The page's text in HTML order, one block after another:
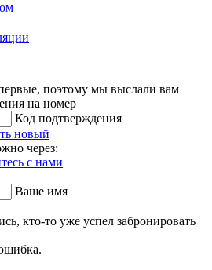
поэтому мы выслали вам
на номер
Код подтверждения
новый
через:
с нами
Ваше имя
кто-то уже успел забронировать